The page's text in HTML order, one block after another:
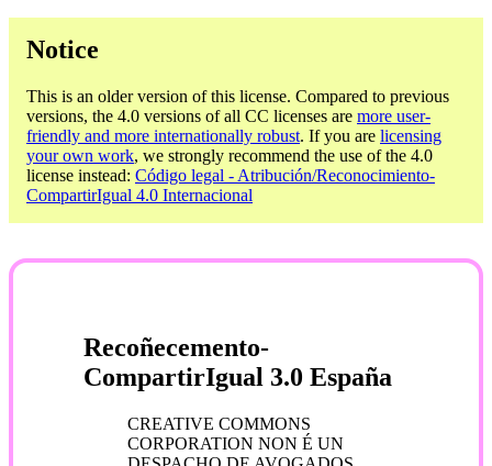
Notice
This is an older version of this license. Compared to previous
versions, the 4.0 versions of all CC licenses are more user-
friendly and more internationally robust. If you are licensing
your own work, we strongly recommend the use of the 4.0
license instead: Código legal - Atribución/Reconocimiento-
CompartirIgual 4.0 Internacional
Recoñecemento-
CompartirIgual 3.0 España
CREATIVE COMMONS
CORPORATION NON É UN